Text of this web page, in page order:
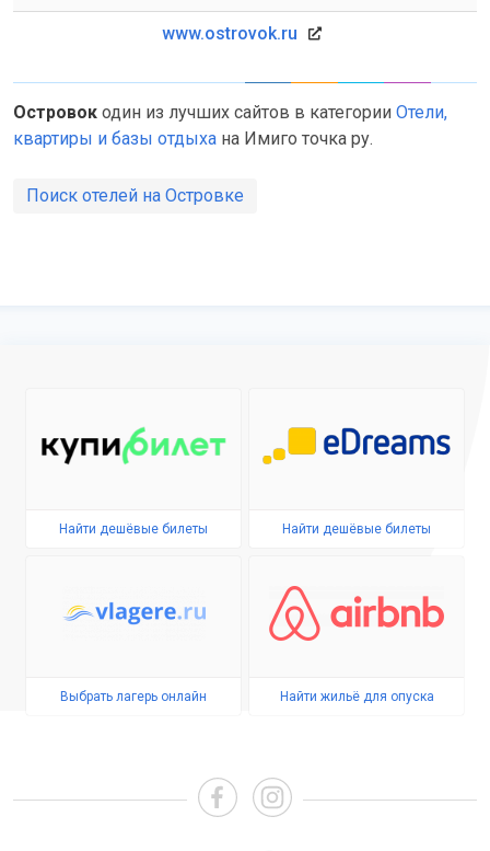
www.ostrovok.ru
Островок один из лучших сайтов в категории Отели,
квартиры и базы отдыха на Имиго точка ру.
Поиск отелей на Островке
Найти дешёвые билеты Найти дешёвые билеты
Выбрать лагерь онлайн Найти жильё для опуска